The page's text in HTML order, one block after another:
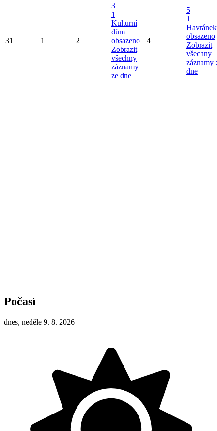
31 1 2
3
1
Kulturní
dům
obsazeno
Zobrazit
všechny
záznamy
ze dne
4
5
1
obsazeno
Zobrazit
všechny
záznamy
dne
Počasí
dnes, neděle 9. 8. 2026